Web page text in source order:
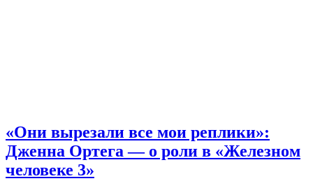
«Они вырезали все мои реплики»:
Дженна Ортега — о роли в «Железном
человеке 3»